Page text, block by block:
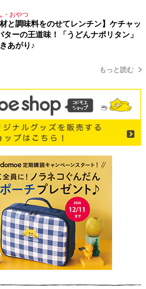
・おやつ
材と調味料をのせてレンチン】ケチャッ
ターの王道味！「うどんナポリタン」
あがり♪
もっと読む